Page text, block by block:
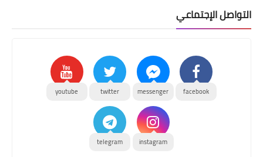
التواصل الإجتماعي
facebook
messenger
twitter
youtube
instagram
telegram